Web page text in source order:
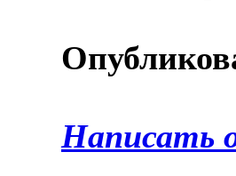
Написать